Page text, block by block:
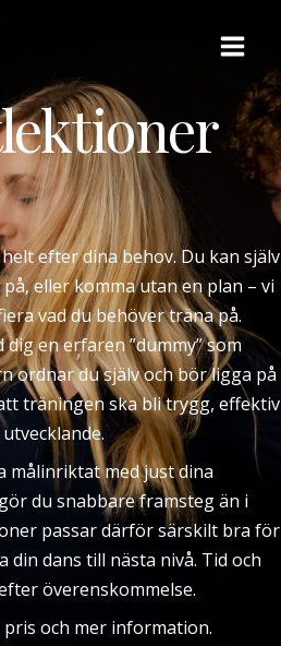
efter dina behov. Du kan själv
eller komma utan en plan – vi
vad du behöver träna på.
en erfaren ”dummy” som
ordnar du själv och bör ligga på
träningen ska bli trygg, effektiv
målinriktat med just dina
du snabbare framsteg än i
passar därför särskilt bra för
din dans till nästa nivå. Tid och
överenskommelse.
och mer information.